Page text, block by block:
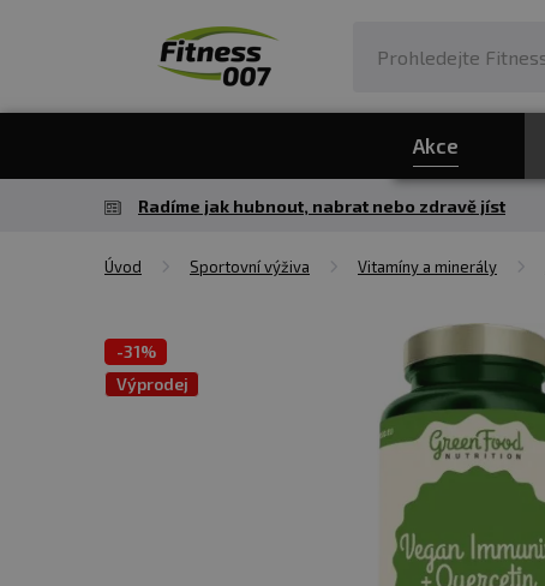
Akce
Radíme jak hubnout, nabrat nebo zdravě jíst
Úvod Sportovní výživa Vitamíny a minerály
-31%
Výprodej